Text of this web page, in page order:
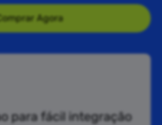
Comprar Agora
para fácil integração